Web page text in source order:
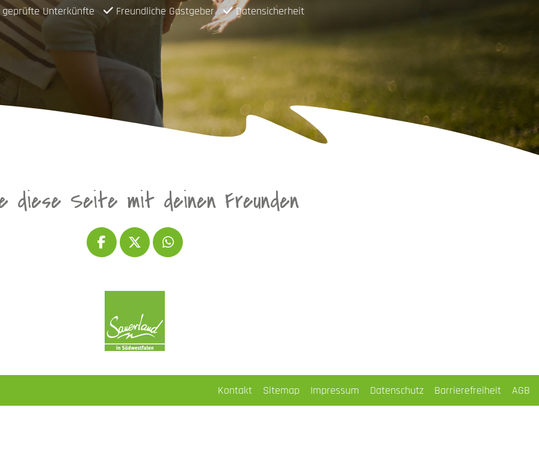
Unterkünfte Freundliche Gastgeber Datensicherheit
diese Seite mit deinen Freunden
Kontakt Sitemap Impressum Datenschutz Barrierefreiheit AGB